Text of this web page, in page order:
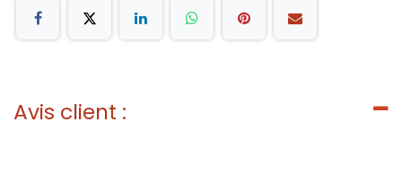
Avis client :